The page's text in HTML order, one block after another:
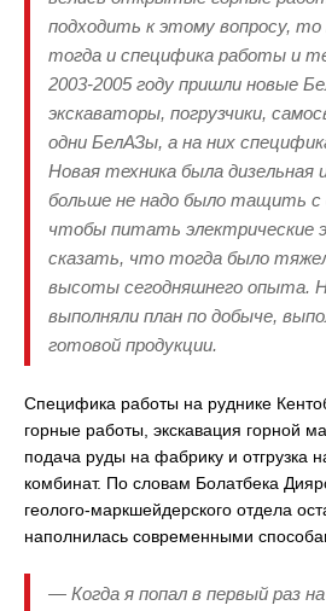
подходить к этому вопросу,
тогда и специфика работы и
2003-2005 году пришли новые
экскаваторы, погрузчики,
одни БелАЗы, а на них
Новая техника была дизельная
больше не надо было тащить с
чтобы питать электрические
сказать, что тогда было
высоты сегодняшнего опыта.
выполняли план по добыче,
готовой продукции.
Специфика работы на руднике
горные работы, экскавация горной
подача руды на фабрику и отгрузка
комбинат. По словам Болатбека
геолого-маркшейдерского отдела
наполнилась современными
— Когда я попал в первый раз